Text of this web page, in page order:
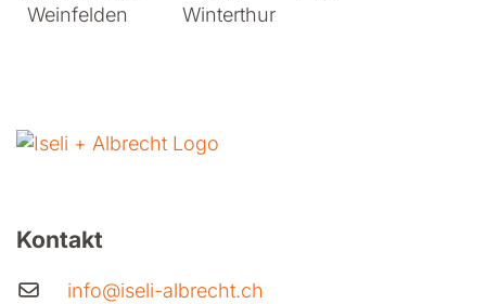
Weinfelden
Winterthur
Kontakt
info@iseli-albrecht.ch